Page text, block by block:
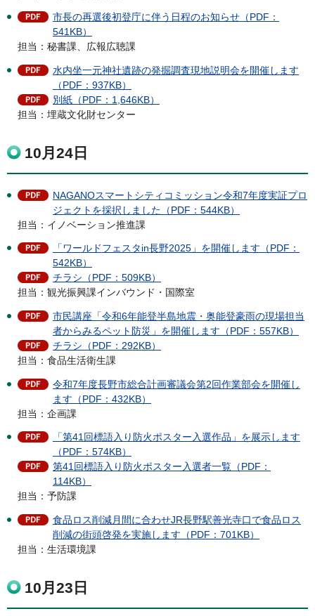
市長の再選後初登庁に伴う日程のお知らせ（PDF：
541KB）
担当：秘書課、広報広聴課
水内坐一元神社遺跡の発掘調査現地説明会を開催します
（PDF：937KB）
別紙（PDF：1,646KB）
担当：埋蔵文化財センター
10月24日
NAGANOスマートシティコミッション令和7年度実証プロ
ジェクトを採択しました（PDF：544KB）
担当：イノベーション推進課
「ワールドフェスタin長野2025」を開催します（PDF：
542KB）
チラシ（PDF：509KB）
担当：観光振興課インバウンド・国際室
市民講座「令和6年能登半島地震・奥能登豪雨の現場担当
者からみるペット防災」を開催します（PDF：557KB）
チラシ（PDF：292KB）
担当：食品生活衛生課
令和7年度長野市総合計画審議会第2回作業部会を開催し
ます（PDF：432KB）
担当：企画課
「第41回標語入り防火ポスター入選作品」を展示します
（PDF：574KB）
第41回標語入り防火ポスター入選者一覧（PDF：
114KB）
担当：予防課
食品ロス削減月間に合わせJR長野駅善光寺口で食品ロス
削減の街頭啓発を実施します（PDF：701KB）
担当：生活環境課
10月23日